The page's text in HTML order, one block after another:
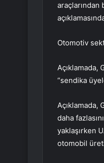
araçlarından
Otomotiv
Açıklamada,
“sendika
Açıklamada,
daha
yaklaşırken
otomobil